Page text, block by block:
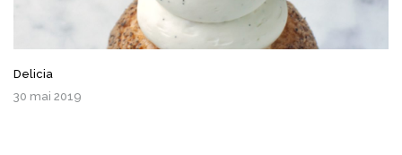
Delicia
30 mai 2019